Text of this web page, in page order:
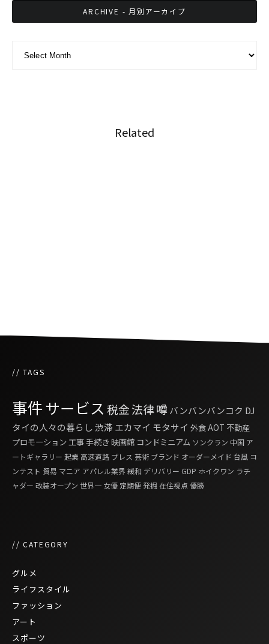
ARCHIVE - 月別アーカイブ
Related
// TAGS
事件サービス 税金法律噂バンバンバンコク DJ
タイの人々の暮らし渋滞 エカマイ モタサイ 外食AOT 不動産
プロモーション 工事手続き 映画館 コンドミニアム ソンクラン 中国 ア
ートギャラリー 起業高速道路 プレス 芸術 ブランド オーダーメイド 台風 コ
ンテスト 貿易 マニア アパレル業界 緩和 デリバリー GDP ホイクワン ラチ
ャダー 改装オープン 世界一 女優 定期便発掘 在住視点 優勝
// CATEGORY
グルメ
ライフスタイル
ファッション
アート
スポーツ